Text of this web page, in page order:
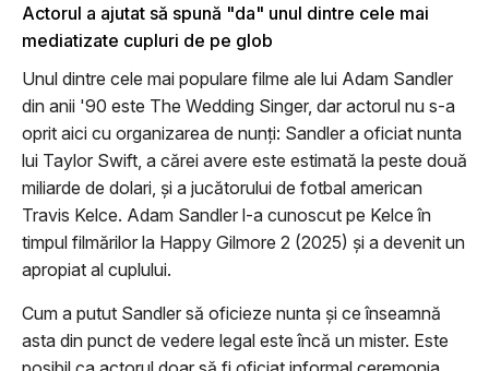
Actorul a ajutat să spună "da" unul dintre cele mai
mediatizate cupluri de pe glob
Unul dintre cele mai populare filme ale lui Adam Sandler
din anii '90 este The Wedding Singer, dar actorul nu s-a
oprit aici cu organizarea de nunţi: Sandler a oficiat nunta
lui Taylor Swift, a cărei avere este estimată la peste două
miliarde de dolari, şi a jucătorului de fotbal american
Travis Kelce. Adam Sandler l-a cunoscut pe Kelce în
timpul filmărilor la Happy Gilmore 2 (2025) şi a devenit un
apropiat al cuplului.
Cum a putut Sandler să oficieze nunta şi ce înseamnă
asta din punct de vedere legal este încă un mister. Este